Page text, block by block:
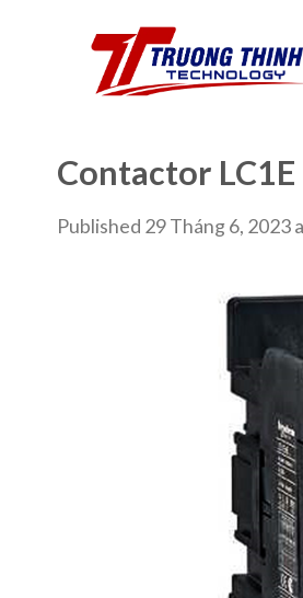
Contactor
Published 29 Tháng 6, 2023